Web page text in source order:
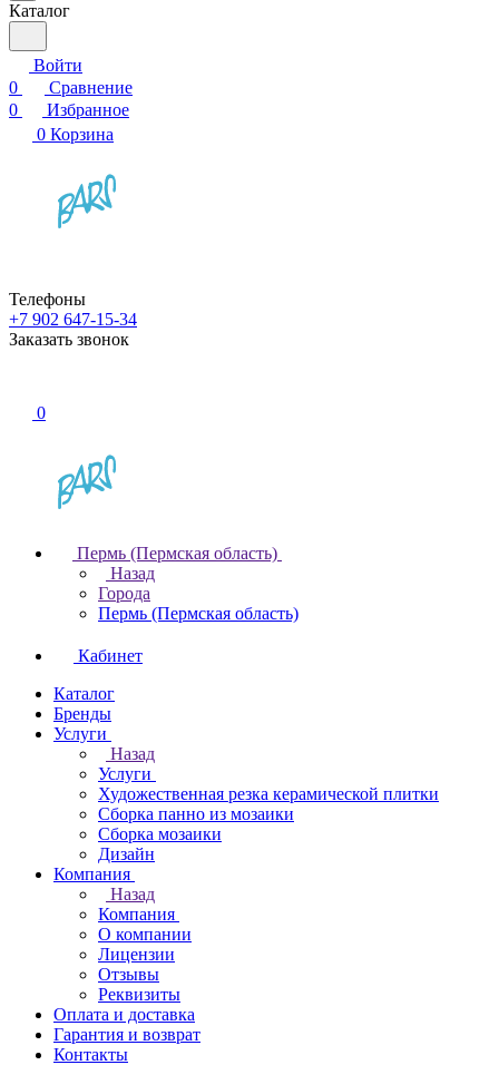
Каталог
Войти
0
Сравнение
0
Избранное
0 Корзина
Телефоны
+7 902 647-15-34
Заказать звонок
0
Пермь (Пермская область)
Назад
Города
Пермь (Пермская область)
Кабинет
Каталог
Бренды
Услуги
Назад
Услуги
Художественная резка керамической плитки
Сборка панно из мозаики
Сборка мозаики
Дизайн
Компания
Назад
Компания
О компании
Лицензии
Отзывы
Реквизиты
Оплата и доставка
Гарантия и возврат
Контакты